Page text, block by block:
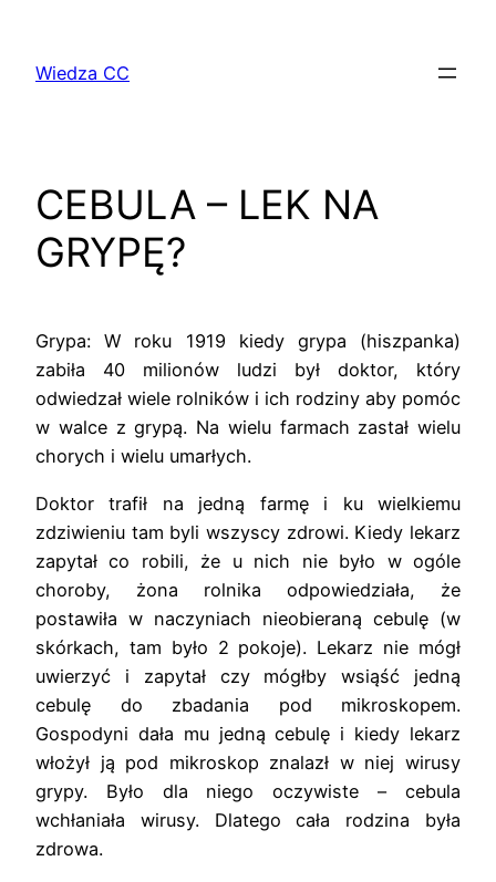
treściWiedza CC
CEBULA – LEK NA
GRYPĘ?
Grypa: W roku 1919 kiedy grypa (hiszpanka)
zabiła 40 milionów ludzi był doktor, który
odwiedzał wiele rolników i ich rodziny aby pomóc
w walce z grypą. Na wielu farmach zastał wielu
chorych i wielu umarłych.
Doktor trafił na jedną farmę i ku wielkiemu
zdziwieniu tam byli wszyscy zdrowi. Kiedy lekarz
zapytał co robili, że u nich nie było w ogóle
choroby, żona rolnika odpowiedziała, że
postawiła w naczyniach nieobieraną cebulę (w
skórkach, tam było 2 pokoje). Lekarz nie mógł
uwierzyć i zapytał czy mógłby wsiąść jedną
cebulę do zbadania pod mikroskopem.
Gospodyni dała mu jedną cebulę i kiedy lekarz
włożył ją pod mikroskop znalazł w niej wirusy
grypy. Było dla niego oczywiste – cebula
wchłaniała wirusy. Dlatego cała rodzina była
zdrowa.